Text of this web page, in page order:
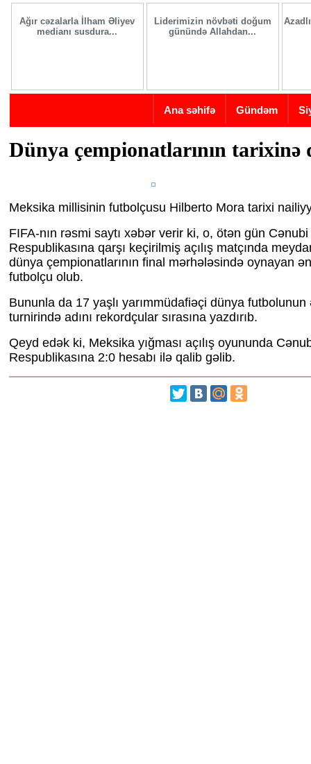
Skip to main content
Ağır cəzalarla İlham Əliyev
medianı susdura...
Liderimizin növbəti doğum
günündə Allahdan...
Ana səhifə Gündəm
Dünya çempionatlarının tarixinə
Meksika millisinin futbolçusu Hilberto Mora tarixi
FIFA-nın rəsmi saytı xəbər verir ki, o, ötən gün
Respublikasına qarşı keçirilmiş açılış matçında
dünya çempionatlarının final mərhələsində oynayan
futbolçu olub.
Bununla da 17 yaşlı yarımmüdafiəçi dünya futbolunun
turnirində adını rekordçular sırasına yazdırıb.
Qeyd edək ki, Meksika yığması açılış oyununda
Respublikasına 2:0 hesabı ilə qalib gəlib.